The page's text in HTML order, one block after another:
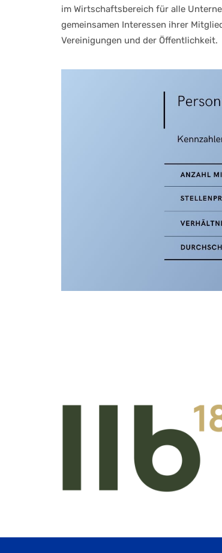
im Wirtschaftsbereich für alle
gemeinsamen Interessen ihrer
Vereinigungen und der Öffentlichkeit.